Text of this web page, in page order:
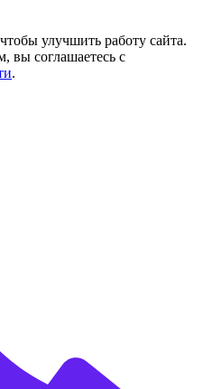
улучшить работу сайта.
вы соглашаетесь с
.